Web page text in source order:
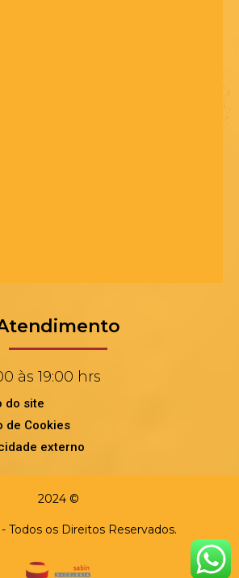
às 19:00 hrs
do site
de Cookies
externo
2024 ©
Todos os Direitos Reservados.